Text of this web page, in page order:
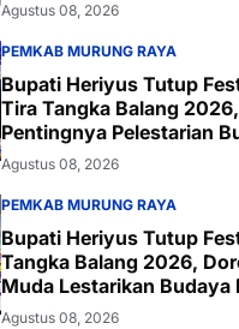
Agustus 08, 2026
PEMKAB MURUNG RAYA
Bupati Heriyus Tutup
Tira Tangka Balang
Pentingnya Pelestarian
Agustus 08, 2026
PEMKAB MURUNG RAYA
Bupati Heriyus Tutup
Tangka Balang 2026,
Muda Lestarikan Budaya
Agustus 08, 2026